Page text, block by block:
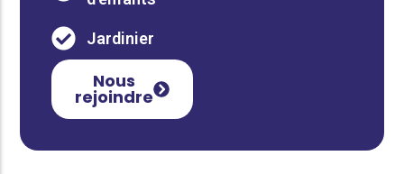
Jardinier
Nous
rejoindre